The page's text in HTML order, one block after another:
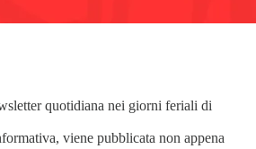
quotidiana nei giorni feriali di
viene pubblicata non appena